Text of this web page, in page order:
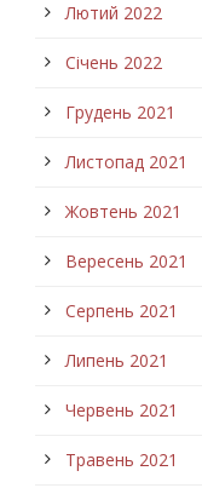
Лютий 2022
Січень 2022
Грудень 2021
Листопад 2021
Жовтень 2021
Вересень 2021
Серпень 2021
Липень 2021
Червень 2021
Травень 2021